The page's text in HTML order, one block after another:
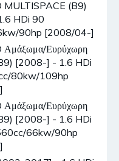
MULTISPACE (B9)
HDi 90
90hp [2008/04-]
Αμάξωμα/Ευρύχωρη
[2008-] - 1.6 HDi
80kw/109hp
Αμάξωμα/Ευρύχωρη
[2008-] - 1.6 HDi
66kw/90hp